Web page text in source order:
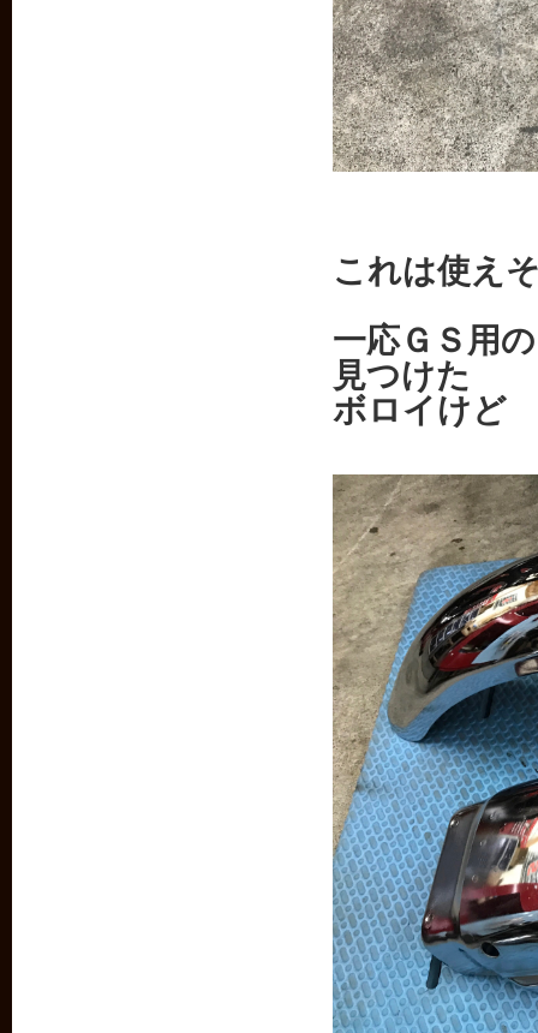
これは使え
一応ＧＳ用
見つけた
ボロイけど